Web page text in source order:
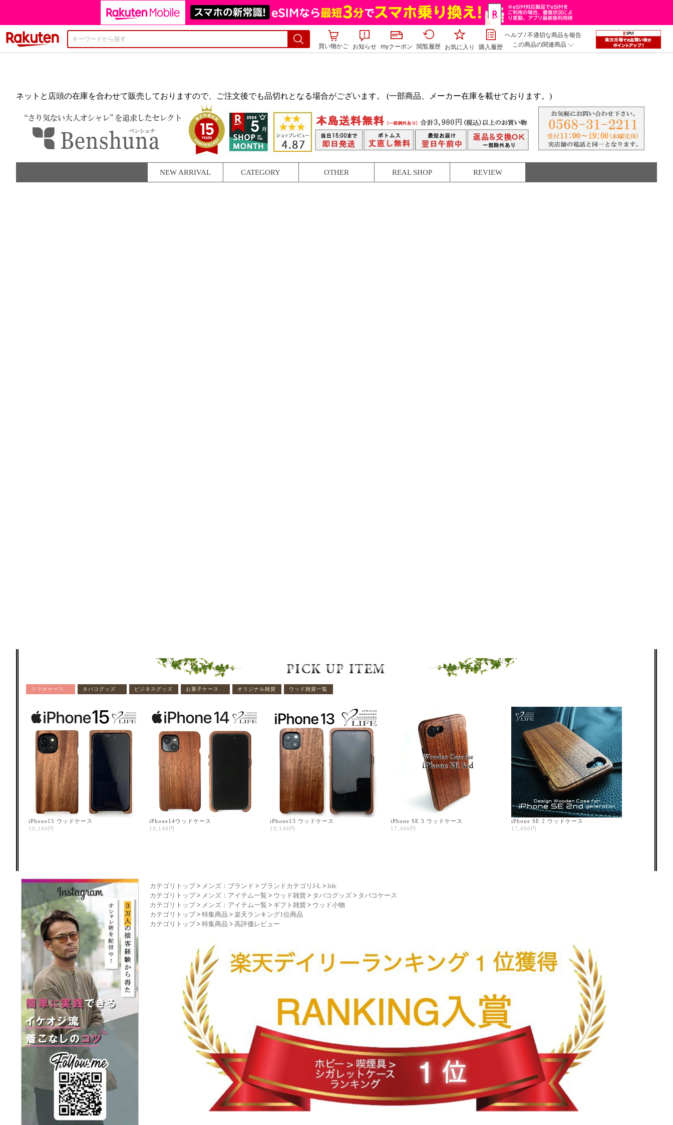
買い物かご
お知らせ myクーポン 閲覧履歴 お気に入り 購入履歴
ヘルプ/不適切な商品を報告
この商品の関連商品
ネットと店頭の在庫を合わせて販売しておりますので、ご注文後でも品切れとなる場合がございます。 (一部商品、メーカー在庫を載せております。)
NEW ARRIVAL CATEGORY OTHER REAL SHOP REVIEW
カテゴリトップ > メンズ：ブランド > ブランドカテゴリJ-L > life
カテゴリトップ > メンズ：アイテム一覧 > ウッド雑貨 > タバコグッズ > タバコケース
カテゴリトップ > メンズ：アイテム一覧 > ギフト雑貨 > ウッド小物
カテゴリトップ > 特集商品 > 楽天ランキング1位商品
カテゴリトップ > 特集商品 > 高評価レビュー